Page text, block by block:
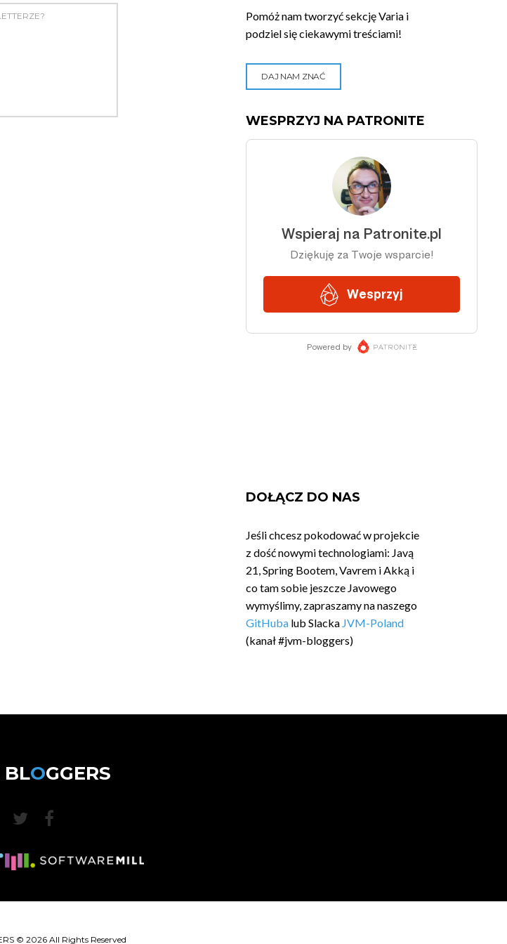
Pomóż nam tworzyć sekcję Varia i
podziel się ciekawymi treściami!
DAJ NAM ZNAĆ
WESPRZYJ NA PATRONITE
DOŁĄCZ DO NAS
Jeśli chcesz pokodować w projekcie
z dość nowymi technologiami: Javą
21, Spring Bootem, Vavrem i Akką i
co tam sobie jeszcze Javowego
wymyślimy, zapraszamy na naszego
GitHuba lub Slacka JVM-Poland
(kanał #jvm-bloggers)
BLOGGERS
© 2026All Rights Reserved